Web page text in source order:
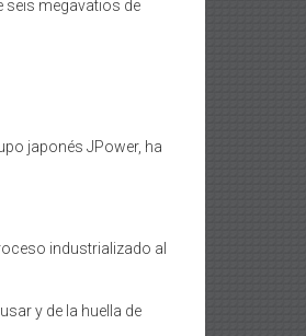
seis megavatios de
japonés JPower, ha
industrializado al
y de la huella de